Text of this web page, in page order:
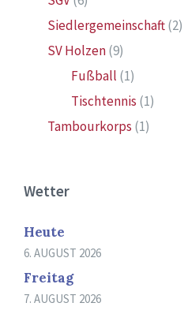
Siedlergemeinschaft(2)
SV Holzen(9)
Fußball (1)
Tischtennis (1)
Tambourkorps (1)
Wetter
Heute
6. AUGUST 2026
Freitag
7. AUGUST 2026